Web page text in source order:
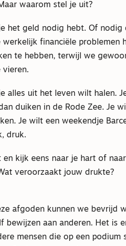
waarom stel je uit?
het geld nodig hebt. Of nodig
werkelijk financiële problemen
te hebben, terwijl we
vieren.
alles uit het leven wilt halen.
duiken in de Rode Zee. Je
Je wilt een weekendje
druk.
en kijk eens naar je hart of
veroorzaakt jouw drukte?
afgoden kunnen we bevrijd
bewijzen aan anderen. Het is
mensen die op een